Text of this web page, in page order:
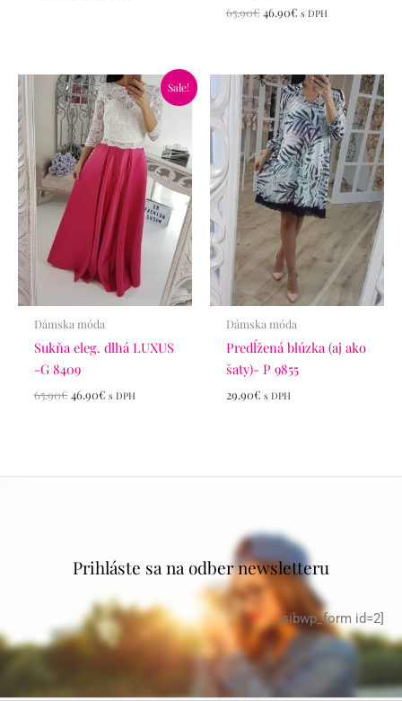
65.90€ 46.90€ s DPH
Sale!
Dámska móda
Sukňa eleg. dlhá LUXUS
-G 8409
65.90€
Pôvodná
cena
bola:
65.90€.
46.90€
Aktuálna
cena
je:
46.90€.
s DPH
Dámska móda
Predĺžená blúzka (aj ako
šaty)- P 9855
29.90€ s DPH
Prihláste sa na odber newsletteru
[sibwp_form id=2]